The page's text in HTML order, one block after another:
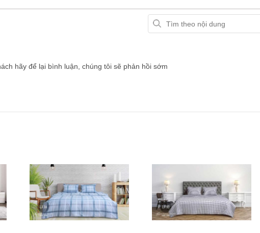
hãy để lại bình luận, chúng tôi sẽ phản hồi sớm